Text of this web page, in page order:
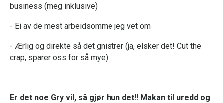
business (meg inklusive)
- Ei av de mest arbeidsomme jeg vet om
- Ærlig og direkte så det gnistrer (ja, elsker det! Cut the
crap, sparer oss for så mye)
Er det noe Gry vil, så gjør hun det!! Makan til uredd og